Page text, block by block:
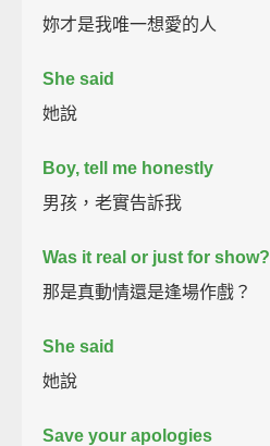
妳才是我唯一想愛的人
She said
她說
Boy, tell me honestly
男孩，老實告訴我
Was it real or just for show?
那是真動情還是逢場作戲？
She said
她說
Save your apologies